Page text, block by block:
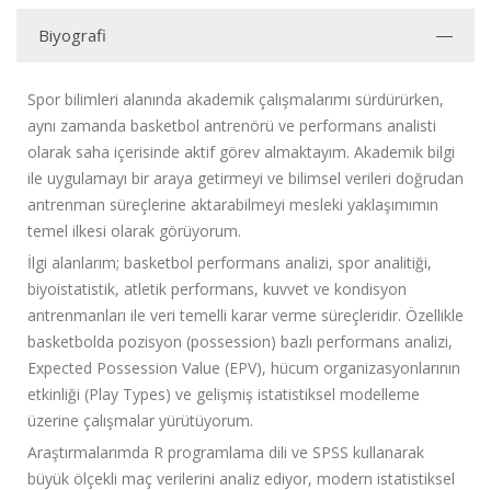
Biyografi
Spor bilimleri alanında akademik çalışmalarımı sürdürürken,
aynı zamanda basketbol antrenörü ve performans analisti
olarak saha içerisinde aktif görev almaktayım. Akademik bilgi
ile uygulamayı bir araya getirmeyi ve bilimsel verileri doğrudan
antrenman süreçlerine aktarabilmeyi mesleki yaklaşımımın
temel ilkesi olarak görüyorum.
İlgi alanlarım; basketbol performans analizi, spor analitiği,
biyoistatistik, atletik performans, kuvvet ve kondisyon
antrenmanları ile veri temelli karar verme süreçleridir. Özellikle
basketbolda pozisyon (possession) bazlı performans analizi,
Expected Possession Value (EPV), hücum organizasyonlarının
etkinliği (Play Types) ve gelişmiş istatistiksel modelleme
üzerine çalışmalar yürütüyorum.
Araştırmalarımda R programlama dili ve SPSS kullanarak
büyük ölçekli maç verilerini analiz ediyor, modern istatistiksel